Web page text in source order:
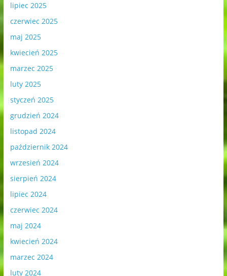
lipiec 2025
czerwiec 2025
maj 2025
kwiecień 2025
marzec 2025
luty 2025
styczeń 2025
grudzień 2024
listopad 2024
październik 2024
wrzesień 2024
sierpień 2024
lipiec 2024
czerwiec 2024
maj 2024
kwiecień 2024
marzec 2024
luty 2024